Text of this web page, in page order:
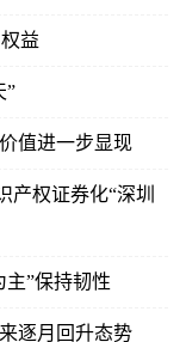
益
”
值进一步显现
产权证券化“深圳
”保持韧性
逐月回升态势